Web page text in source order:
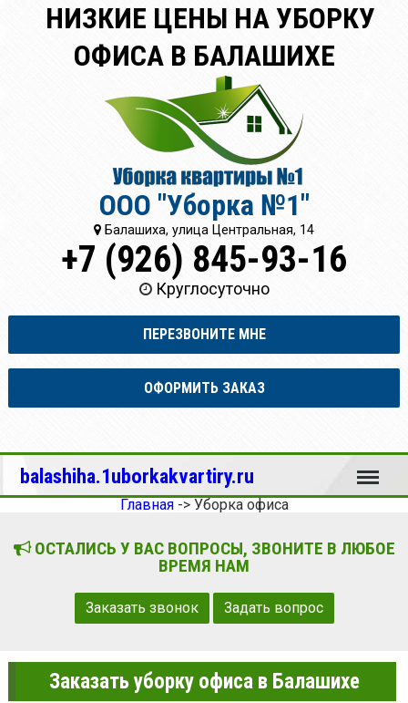
НИЗКИЕ ЦЕНЫ НА УБОРКУ
ОФИСА В БАЛАШИХЕ
ООО "Уборка №1"
Балашиха, улица Центральная, 14
+7 (926) 845-93-16
Круглосуточно
ПЕРЕЗВОНИТЕ МНЕ
ОФОРМИТЬ ЗАКАЗ
balashiha.1uborkakvartiry.ru Меню
Главная-> Уборка офиса
ОСТАЛИСЬ У ВАС ВОПРОСЫ, ЗВОНИТЕ В ЛЮБОЕ
ВРЕМЯ НАМ
Заказать звонок Задать вопрос
Заказать уборку офиса в Балашихе